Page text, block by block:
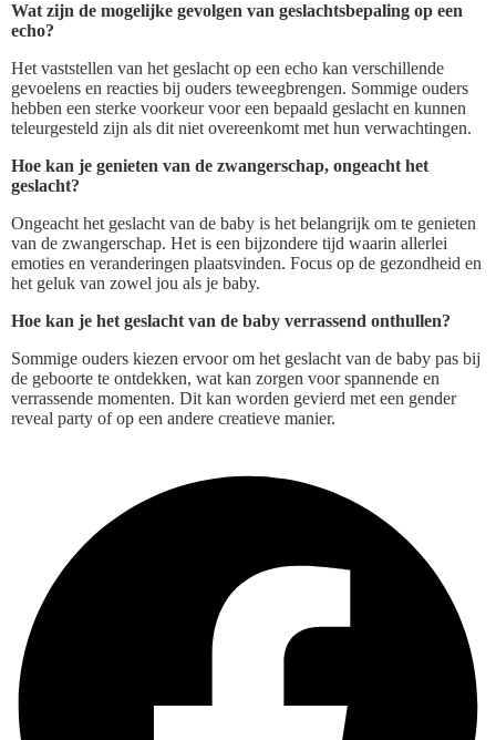
Wat zijn de mogelijke gevolgen van geslachtsbepaling op een
echo?
Het vaststellen van het geslacht op een echo kan verschillende
gevoelens en reacties bij ouders teweegbrengen. Sommige ouders
hebben een sterke voorkeur voor een bepaald geslacht en kunnen
teleurgesteld zijn als dit niet overeenkomt met hun verwachtingen.
Hoe kan je genieten van de zwangerschap, ongeacht het
geslacht?
Ongeacht het geslacht van de baby is het belangrijk om te genieten
van de zwangerschap. Het is een bijzondere tijd waarin allerlei
emoties en veranderingen plaatsvinden. Focus op de gezondheid en
het geluk van zowel jou als je baby.
Hoe kan je het geslacht van de baby verrassend onthullen?
Sommige ouders kiezen ervoor om het geslacht van de baby pas bij
de geboorte te ontdekken, wat kan zorgen voor spannende en
verrassende momenten. Dit kan worden gevierd met een gender
reveal party of op een andere creatieve manier.